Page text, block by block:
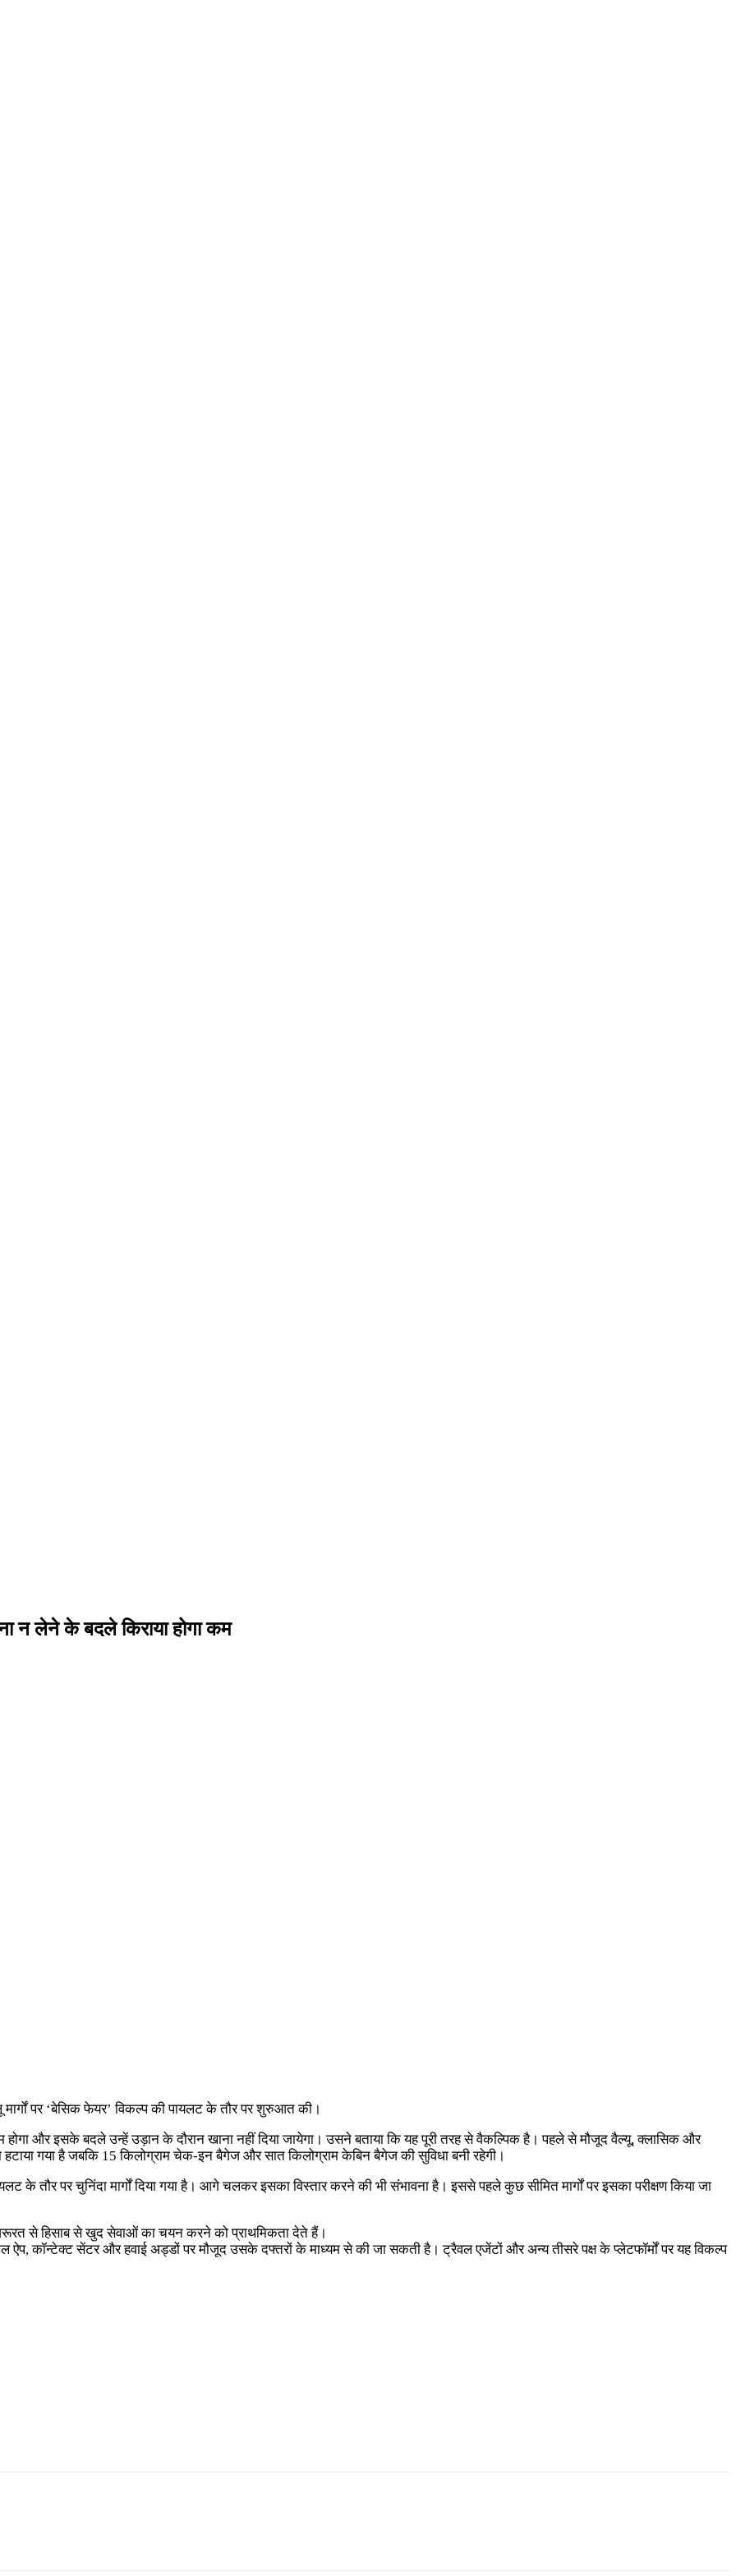
न लेने के बदले किराया होगा कम
पर ‘बेसिक फेयर’ विकल्प की पायलट के तौर पर शुरुआत की।
होगा और इसके बदले उन्हें उड़ान के दौरान खाना नहीं दिया जायेगा। उसने बताया कि यह पूरी तरह से वैकल्पिक है। पहले से मौजूद वैल्यू, क्लासिक और
हटाया गया है जबकि 15 किलोग्राम चेक-इन बैगेज और सात किलोग्राम केबिन बैगेज की सुविधा बनी रहेगी।
के तौर पर चुनिंदा मार्गों दिया गया है। आगे चलकर इसका विस्तार करने की भी संभावना है। इससे पहले कुछ सीमित मार्गों पर इसका परीक्षण किया जा
से हिसाब से खुद सेवाओं का चयन करने को प्राथमिकता देते हैं।
ऐप, कॉन्टेक्ट सेंटर और हवाई अड्डों पर मौजूद उसके दफ्तरों के माध्यम से की जा सकती है। ट्रैवल एजेंटों और अन्य तीसरे पक्ष के प्लेटफॉर्मों पर यह विकल्प